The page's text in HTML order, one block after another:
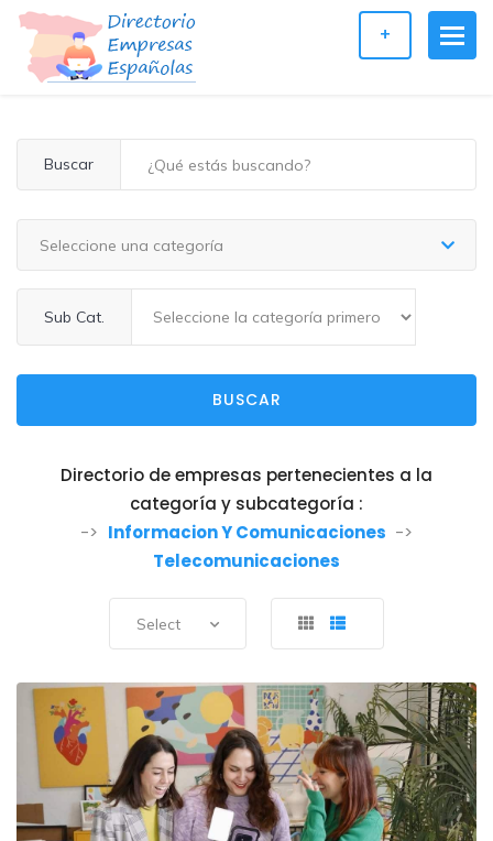
+
Buscar
Seleccione una categoría
Sub Cat.
BUSCAR
Directorio de empresas pertenecientes a la
categoría y subcategoría :
-> Informacion Y Comunicaciones ->
Telecomunicaciones
Select